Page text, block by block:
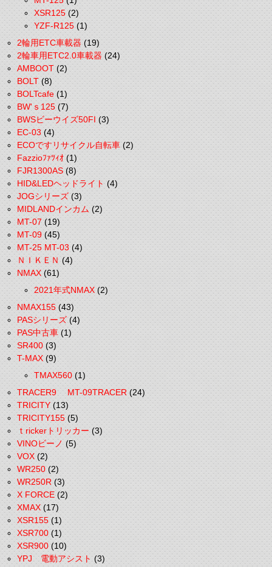
XSR125(2)
YZF-R125(1)
2輪用ETC車載器(19)
2輪車用ETC2.0車載器(24)
AMBOOT(2)
BOLT(8)
BOLTcafe(1)
BW'ｓ125(7)
BWSビーウイズ50FI(3)
EC-03(4)
ECOですリサイクル自転車(2)
Fazzioﾌｧﾂｨｵ(1)
FJR1300AS(8)
HID&LEDヘッドライト(4)
JOGシリーズ(3)
MIDLANDインカム(2)
MT-07(19)
MT-09(45)
MT-25 MT-03(4)
ＮＩＫＥＮ(4)
NMAX(61)
2021年式NMAX(2)
NMAX155(43)
PASシリーズ(4)
PAS中古車(1)
SR400(3)
T-MAX(9)
TMAX560(1)
TRACER9 MT-09TRACER(24)
TRICITY(13)
TRICITY155(5)
ｔrickerトリッカー(3)
VINOビーノ(5)
VOX(2)
WR250(2)
WR250R(3)
X FORCE(2)
XMAX(17)
XSR155(1)
XSR700(1)
XSR900(10)
YPJ 電動アシスト(3)